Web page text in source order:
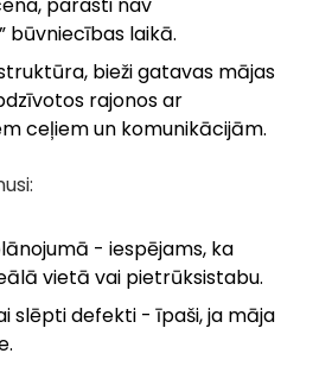
būvniecības laikā.
bieži gatavas mājas
rajonos ar
ceļiem un komunikācijām.
- iespējams, ka
vietā vai pietrūksistabu.
slēpti defekti - īpaši, ja māja